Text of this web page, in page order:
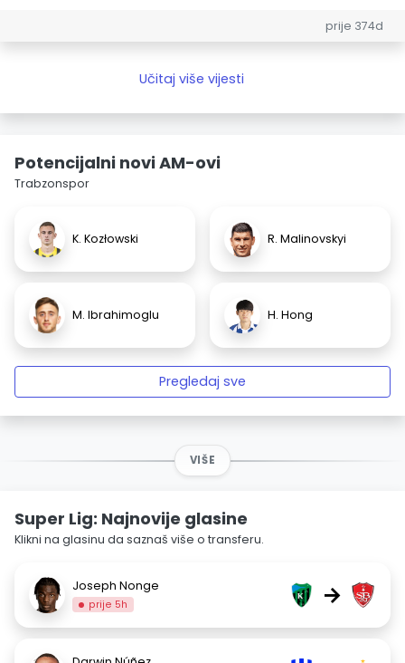
prije 374d
Učitaj više vijesti
Potencijalni novi AM-ovi
Trabzonspor
K. Kozłowski R. Malinovskyi
M. Ibrahimoglu H. Hong
Pregledaj sve
VIŠE
Super Lig: Najnovije glasine
Klikni na glasinu da saznaš više o transferu.
Joseph Nonge
prije 5h →